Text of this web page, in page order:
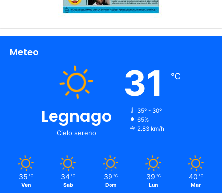
Meteo
Legnago
Cielo sereno
31 ℃
35º - 30º
65%
2.83 km/h
35 ℃
Ven
34 ℃
Sab
39 ℃
Dom
39 ℃
Lun
40 ℃
Mar